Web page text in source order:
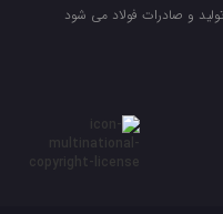
و صادرات فولاد می شود